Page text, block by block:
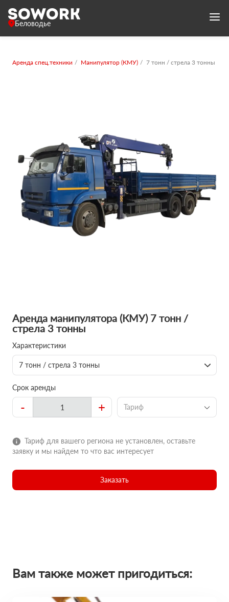
Беловодье
Аренда спец.техники Манипулятор (КМУ) 7 тонн / стрела 3 тонны
Аренда манипулятора (КМУ) 7 тонн /
стрела 3 тонны
Характеристики
7 тонн / стрела 3 тонны
Срок аренды
- + Тариф
Тариф для вашего региона не установлен, оставьте
заявку и мы найдем то что вас интересует
Заказать
Вам также может пригодиться: